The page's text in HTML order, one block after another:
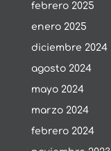
febrero 2025
enero 2025
diciembre 2024
agosto 2024
mayo 2024
marzo 2024
febrero 2024